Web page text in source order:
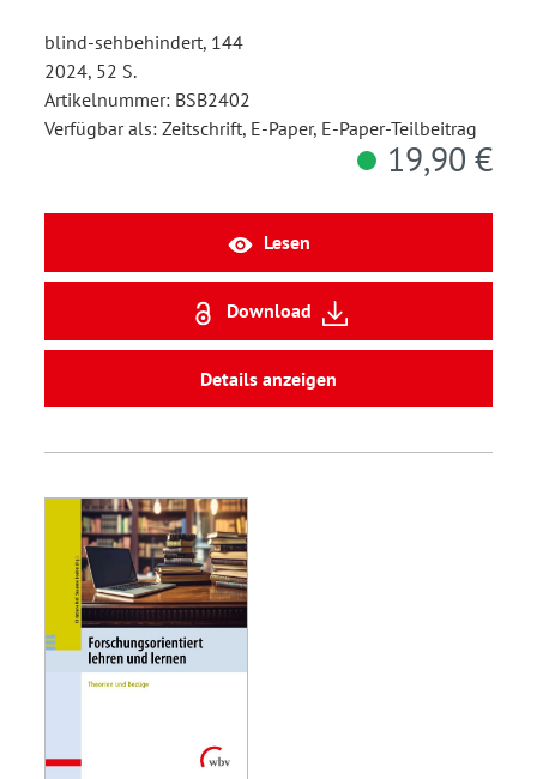
blind-sehbehindert, 144
2024, 52 S.
Artikelnummer: BSB2402
Verfügbar als: Zeitschrift, E-Paper, E-Paper-Teilbeitrag
19,90 €
Lesen
Download
Details anzeigen